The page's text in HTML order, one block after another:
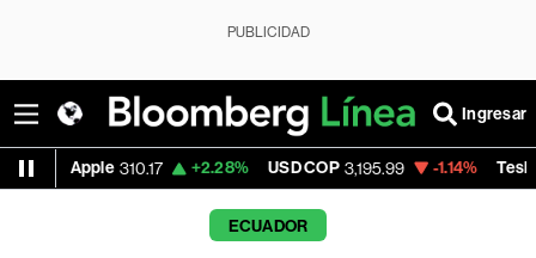
PUBLICIDAD
Ingresar
+2.28% USD COP 3,195.99 -1.14% Tesla 328.005
ECUADOR